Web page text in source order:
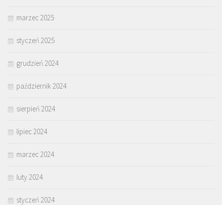
marzec 2025
styczeń 2025
grudzień 2024
październik 2024
sierpień 2024
lipiec 2024
marzec 2024
luty 2024
styczeń 2024